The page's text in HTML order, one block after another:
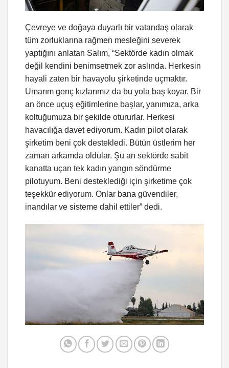
Çevreye ve doğaya duyarlı bir vatandaş olarak
tüm zorluklarına rağmen mesleğini severek
yaptığını anlatan Salım, “Sektörde kadın olmak
değil kendini benimsetmek zor aslında. Herkesin
hayali zaten bir havayolu şirketinde uçmaktır.
Umarım genç kızlarımız da bu yola baş koyar. Bir
an önce uçuş eğitimlerine başlar, yanımıza, arka
koltuğumuza bir şekilde otururlar. Herkesi
havacılığa davet ediyorum. Kadın pilot olarak
şirketim beni çok destekledi. Bütün üstlerim her
zaman arkamda oldular. Şu an sektörde sabit
kanatta uçan tek kadın yangın söndürme
pilotuyum. Beni desteklediği için şirketime çok
teşekkür ediyorum. Onlar bana güvendiler,
inandılar ve sisteme dahil ettiler” dedi.